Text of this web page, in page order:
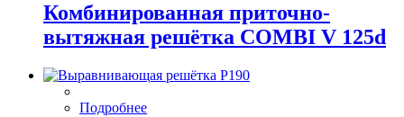
Комбинированная приточно-
вытяжная решётка COMBI V 125d
Подробнее